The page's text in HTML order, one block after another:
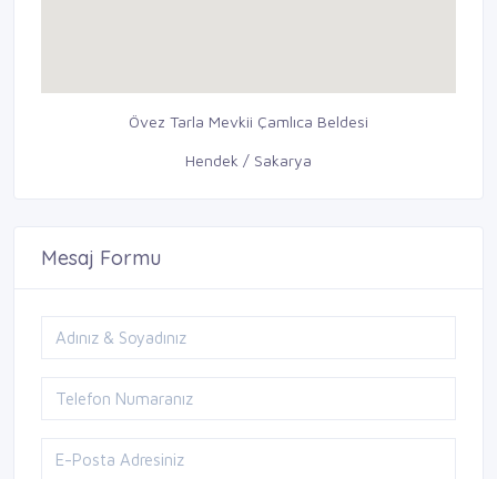
Övez Tarla Mevkii Çamlıca Beldesi
Hendek / Sakarya
Mesaj Formu